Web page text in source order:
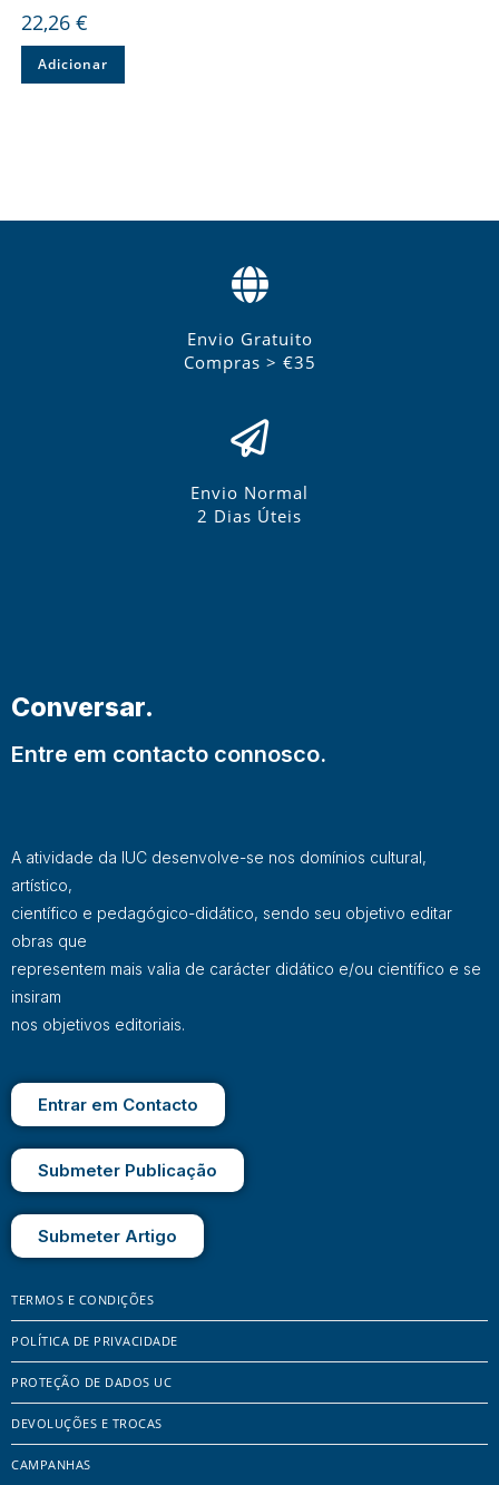
22,26 €
Adicionar
Envio Gratuito
Compras > €35
Envio Normal
2 Dias Úteis
Conversar.
Entre em contacto connosco.
A atividade da IUC desenvolve-se nos domínios cultural,
artístico,
científico e pedagógico-didático, sendo seu objetivo editar
obras que
representem mais valia de carácter didático e/ou científico e se
insiram
nos objetivos editoriais.
Entrar em Contacto
Submeter Publicação
Submeter Artigo
TERMOS E CONDIÇÕES
POLÍTICA DE PRIVACIDADE
PROTEÇÃO DE DADOS UC
DEVOLUÇÕES E TROCAS
CAMPANHAS